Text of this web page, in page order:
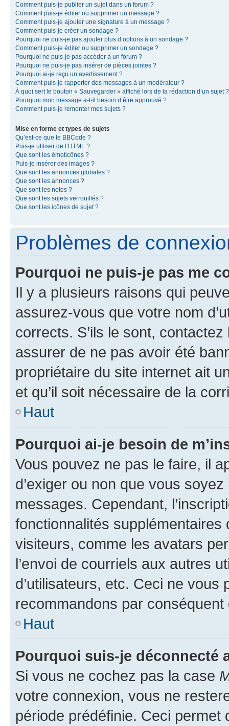
Comment puis-je publier un sujet dans un forum ?
Comment puis-je éditer ou supprimer un message ?
Comment puis-je ajouter une signature à un message ?
Comment puis-je créer un sondage ?
Pourquoi ne puis-je pas ajouter plus d’options à un sondage ?
Comment puis-je éditer ou supprimer un sondage ?
Pourquoi ne puis-je pas accéder à un forum ?
Pourquoi ne puis-je pas insérer de pièces jointes ?
Pourquoi ai-je reçu un avertissement ?
Comment puis-je rapporter des messages à un modérateur ?
À quoi sert le bouton « Sauvegarder » affiché lors de la rédaction d’un sujet ?
Pourquoi mon message a-t-il besoin d’être approuvé ?
Comment puis-je remonter mes sujets ?
Mise en forme et types de sujets
Qu’est-ce que le BBCode ?
Puis-je utiliser de l’HTML ?
Que sont les émoticônes ?
Puis-je insérer des images ?
Que sont les annonces globales ?
Que sont les annonces ?
Que sont les notes ?
Que sont les sujets verrouillés ?
Que sont les icônes de sujet ?
Problèmes de
Pourquoi ne puis-je pas me
Il y a plusieurs raisons qui
assurez-vous que votre nom
corrects. S’ils le sont,
assurer de ne pas avoir été
propriétaire du site internet ait
et qu’il soit nécessaire de la
Haut
Pourquoi ai-je besoin de
Vous pouvez ne pas le faire, il
d’exiger ou non que vous
messages. Cependant,
fonctionnalités
visiteurs, comme les avatars
l’envoi de courriels aux autres
d’utilisateurs, etc. Ceci ne vous
recommandons par conséquent
Haut
Pourquoi suis-je déconnecté
Si vous ne cochez pas la case
votre connexion, vous ne
période prédéfinie. Ceci permet